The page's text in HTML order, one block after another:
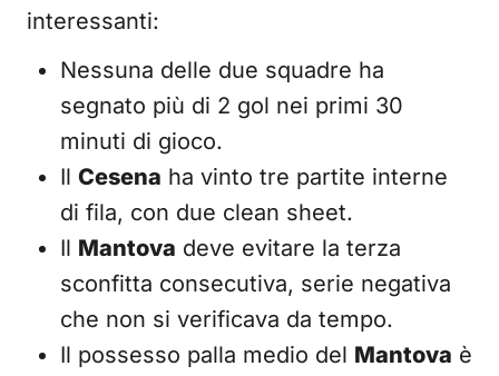
interessanti:
Nessuna delle due squadre ha
segnato più di 2 gol nei primi 30
minuti di gioco.
Il Cesena ha vinto tre partite interne
di fila, con due clean sheet.
Il Mantova deve evitare la terza
sconfitta consecutiva, serie negativa
che non si verificava da tempo.
Il possesso palla medio del Mantova è